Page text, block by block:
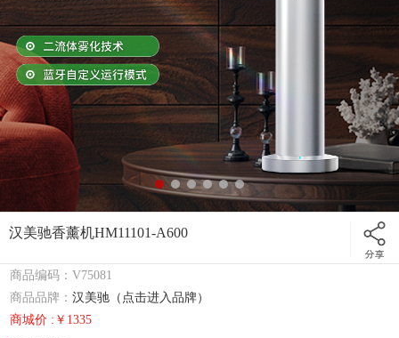
汉美驰香薰机HM11101-A600
商品编码：V75081
商品品牌：汉美驰（点击进入品牌）
商城价 :￥1335